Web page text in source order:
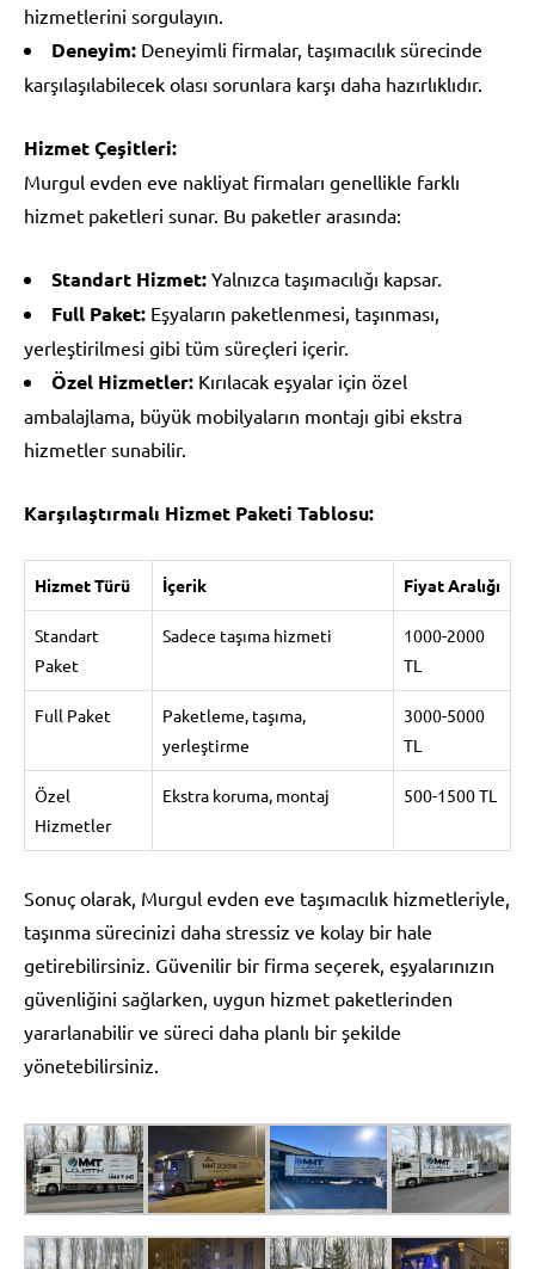
hizmetlerini sorgulayın.
Deneyim: Deneyimli firmalar, taşımacılık sürecinde
karşılaşılabilecek olası sorunlara karşı daha hazırlıklıdır.
Hizmet Çeşitleri:
Murgul evden eve nakliyat firmaları genellikle farklı
hizmet paketleri sunar. Bu paketler arasında:
Standart Hizmet: Yalnızca taşımacılığı kapsar.
Full Paket: Eşyaların paketlenmesi, taşınması,
yerleştirilmesi gibi tüm süreçleri içerir.
Özel Hizmetler: Kırılacak eşyalar için özel
ambalajlama, büyük mobilyaların montajı gibi ekstra
hizmetler sunabilir.
Karşılaştırmalı Hizmet Paketi Tablosu:
Hizmet Türü İçerik Fiyat Aralığı
Standart
Paket
Sadece taşıma hizmeti
1000-2000
TL
Full Paket
Paketleme, taşıma,
yerleştirme
3000-5000
TL
Özel
Hizmetler
Ekstra koruma, montaj 500-1500 TL
Sonuç olarak, Murgul evden eve taşımacılık hizmetleriyle,
taşınma sürecinizi daha stressiz ve kolay bir hale
getirebilirsiniz. Güvenilir bir firma seçerek, eşyalarınızın
güvenliğini sağlarken, uygun hizmet paketlerinden
yararlanabilir ve süreci daha planlı bir şekilde
yönetebilirsiniz.